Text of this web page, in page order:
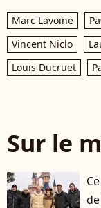
Marc Lavoine
Vincent Niclo
Louis Ducruet
Sur le